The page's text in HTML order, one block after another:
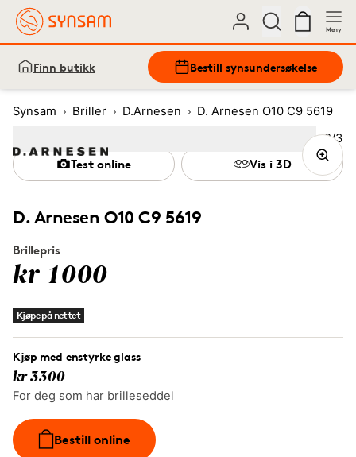
Meny
Finn butikk Bestill synsundersøkelse
Synsam Briller D.Arnesen D. Arnesen O10 C9 5619
D. Arnesen O10 C9 5619
Brillepris
kr 1000
Kjøpe på nettet
Kjøp med enstyrke glass
kr 3300
For deg som har brilleseddel
Bestill online
Test online Vis i 3D
Bilde
2/3
Image 1 3